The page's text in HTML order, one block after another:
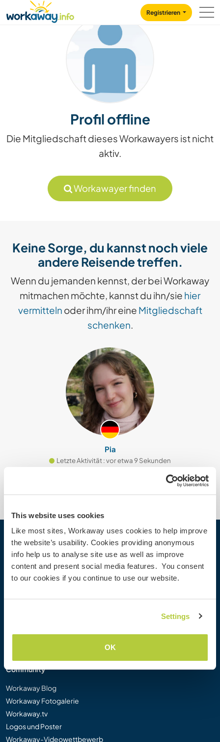
This website uses cookies
Like most sites, Workaway uses cookies to help improve
the website’s usability. Cookies providing anonymous
info help us to analyse site use as well as improve
content and present social media features. You consent
to our cookies if you continue to use our website.
Settings
OK
CONTENT
MAIN NAVIGATION
Registrieren
Profil offline
Die Mitgliedschaft dieses Workawayers ist nicht
aktiv.
Workawayer finden
Keine Sorge, du kannst noch viele
andere Reisende treffen.
Wenn du jemanden kennst, der bei Workaway
mitmachen möchte, kannst du ihn/sie hier
vermitteln oder ihm/ihr eine Mitgliedschaft
schenken
Pia
Letzte Aktivität : vor etwa 9 Sekunden
Workaway
Gastgeber finden
Informationen für Gastgeber
Als Workawayer registrieren
Community
Workaway Blog
Workaway Fotogalerie
Workaway.tv
Logos und Poster
Workaway-Videowettbewerb